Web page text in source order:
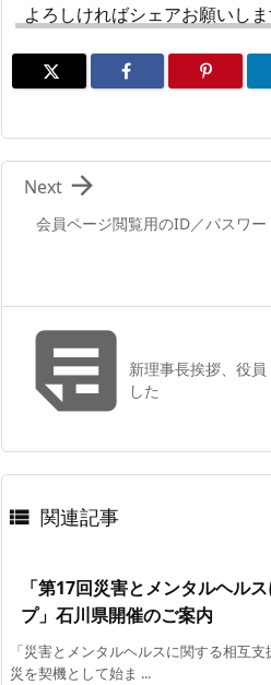
よろしければシェアお願いし
会員ページ閲覧用のID／パスワー

Next
新理事長挨拶、役
した
 関連記事
「第17回災害とメンタルヘル
プ」石川県開催のご案内
「災害とメンタルヘルスに関する相互
災を契機として始ま ...